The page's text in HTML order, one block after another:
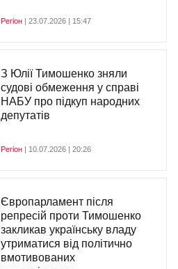
Регіон | 23.07.2026 | 15:47
З Юлії Тимошенко зняли
судові обмеження у справі
НАБУ про підкуп народних
депутатів
Регіон | 10.07.2026 | 20:26
Європарламент після
репресій проти Тимошенко
закликав українську владу
утриматися від політично
вмотивованих